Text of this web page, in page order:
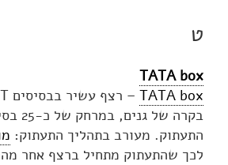
ט
TATA box
TATA box
בקרה
התעתוק. מעורב בתהליך התעתוק:
לכך שהתעתוק מתחיל ברצף אחר